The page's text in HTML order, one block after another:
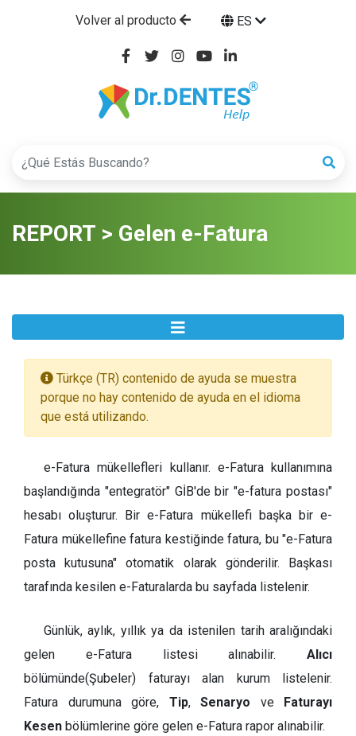
Volver al producto ES
REPORT > Gelen e-Fatura
Türkçe (TR) contenido de ayuda se muestra
porque no hay contenido de ayuda en el idioma
que está utilizando.
e-Fatura mükellefleri kullanır. e-Fatura kullanımına
başlandığında "entegratör" GİB'de bir "e-fatura postası"
hesabı oluşturur. Bir e-Fatura mükellefi başka bir e-
Fatura mükellefine fatura kestiğinde fatura, bu "e-Fatura
posta kutusuna" otomatik olarak gönderilir. Başkası
tarafında kesilen e-Faturalarda bu sayfada listelenir.
Günlük, aylık, yıllık ya da istenilen tarih aralığındaki
gelen e-Fatura listesi alınabilir. Alıcı
bölümünde(Şubeler) faturayı alan kurum listelenir.
Fatura durumuna göre, Tip, Senaryo ve Faturayı
Kesen bölümlerine göre gelen e-Fatura rapor alınabilir.